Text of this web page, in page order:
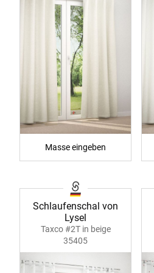
Masse eingeben
Schlaufenschal von
Lysel
Taxco #2T in beige
35405